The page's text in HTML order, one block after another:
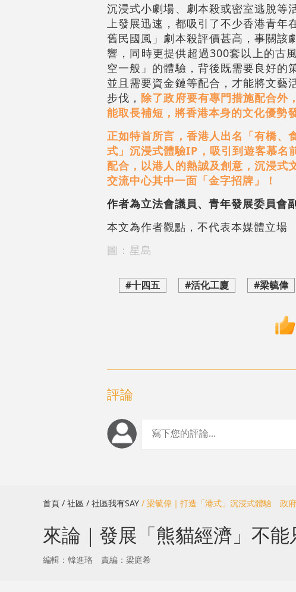
沉浸式小劇場、劇本殺或密室逃脫等
上發展迅速，都吸引了不少香港青
舊民國風」劇本殺評價甚高，事關該
響，同時更提供超過300套以上的古
空一般」的體驗，背後既需要良好的
並且需要資金鏈等配合，才能將文藝
步伐， 除了政府要有專門措施配合外
能取長補短，將香港本身的文化優勢
正如特首所言，香港人出名「有橋、
式」沉浸式體驗IP，吸引到遊客慕名
配合，以港人的熱誠及創意，沉浸式
交流中心其中一面「金字招牌」！
作者為立法會議員、青年發展委員會
本文為作者觀點，不代表本媒體立場
圖：星島
#十四五 #活化工廈 #梁毓偉
評論
首頁 / 社區 / 社區我有SAY / 梁毓偉｜打造「港式」沉浸式體驗 政府
來論｜發展「熊貓經濟」不
編輯：韓進珞 責編：梁庭希